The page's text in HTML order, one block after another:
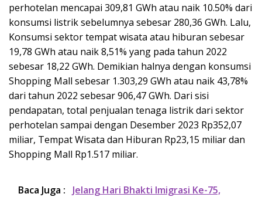
perhotelan mencapai 309,81 GWh atau naik 10.50% dari
konsumsi listrik sebelumnya sebesar 280,36 GWh. Lalu,
Konsumsi sektor tempat wisata atau hiburan sebesar
19,78 GWh atau naik 8,51% yang pada tahun 2022
sebesar 18,22 GWh. Demikian halnya dengan konsumsi
Shopping Mall sebesar 1.303,29 GWh atau naik 43,78%
dari tahun 2022 sebesar 906,47 GWh. Dari sisi
pendapatan, total penjualan tenaga listrik dari sektor
perhotelan sampai dengan Desember 2023 Rp352,07
miliar, Tempat Wisata dan Hiburan Rp23,15 miliar dan
Shopping Mall Rp1.517 miliar.
Baca Juga :
Jelang Hari Bhakti Imigrasi Ke-75,